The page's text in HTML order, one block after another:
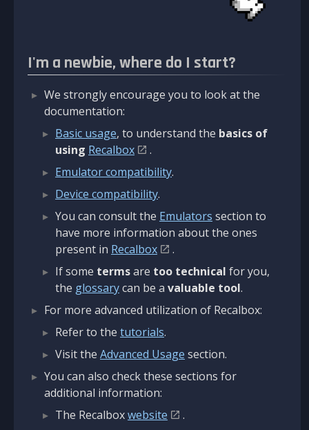
I'm a newbie, where do I start?
We strongly encourage you to look at the
documentation:
Basic usage, to understand the basics of
using Recalbox
.
Emulator compatibility.
Device compatibility.
You can consult the Emulators section to
have more information about the ones
present in Recalbox
.
If some termsare too technical for you,
the glossarycan be a valuable tool.
For more advanced utilization of Recalbox:
Refer to the tutorials.
Visit the Advanced Usage section.
You can also check these sections for
additional information:
The Recalboxwebsite
.